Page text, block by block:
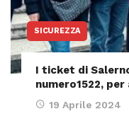
SICUREZZA
I ticket di
numero1522,
19 Aprile 2024